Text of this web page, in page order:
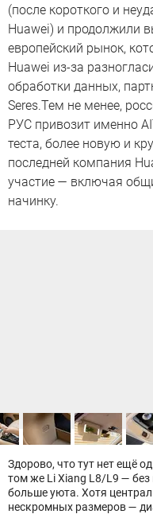
(после короткого и
Huawei) и продолжили
европейский рынок,
Huawei из-за
обработки данных,
Seres.Тем не менее,
РУС привозит именно
теста, более новую и
последней компания
участие — включая
начинку.
Здорово, что тут нет ещё
том же Li Xiang L8/L9 — без
больше уюта. Хотя
нескромных размеров —